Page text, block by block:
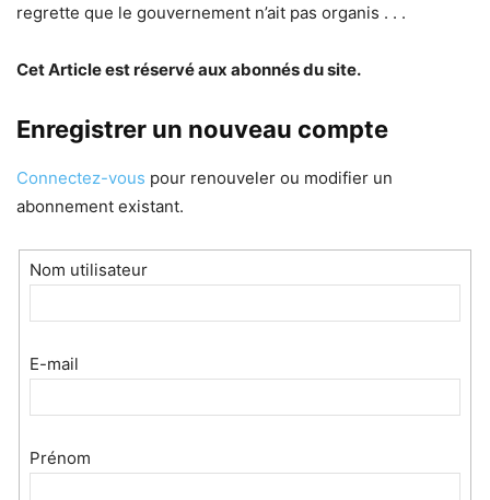
regrette que le gouvernement n’ait pas organis . . .
Cet Article est réservé aux abonnés du site.
Enregistrer un nouveau compte
Connectez-vous pour renouveler ou modifier un
abonnement existant.
Nom utilisateur
E-mail
Prénom